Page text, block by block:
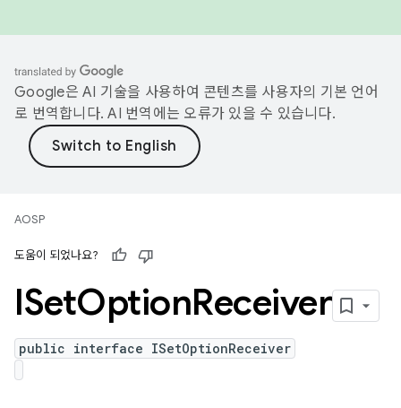
Google은 AI 기술을 사용하여 콘텐츠를 사용자의 기본 언어
로 번역합니다. AI 번역에는 오류가 있을 수 있습니다.
AOSP
도움이 되었나요?
ISetOptionReceiver
public interface ISetOptionReceiver